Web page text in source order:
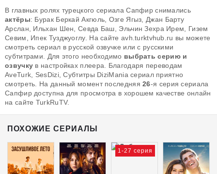
В главных ролях турецкого сериала Сапфир снимались
актёры: Бурак Беркай Акгюль, Озге Ягыз, Джан Барту
Арслан, Ильхан Шен, Севда Баш, Эльчин Зехра Ирем, Гизем
Севим, Ипек Тузджуоглу. На сайте avh.turktvhub.ru вы можете
смотреть сериал в русской озвучке или с русскими
субтитрами. Для этого необходимо выбрать серию и
озвучку в настройках плеера. Благодаря переводам
AveTurk, SesDizi, Субтитры DiziMania сериал приятно
смотреть. На данный момент последняя26-я серия сериала
Сапфир доступна для просмотра в хорошем качестве онлайн
на сайте TurkRuTV.
ПОХОЖИЕ СЕРИАЛЫ
1-27 серия